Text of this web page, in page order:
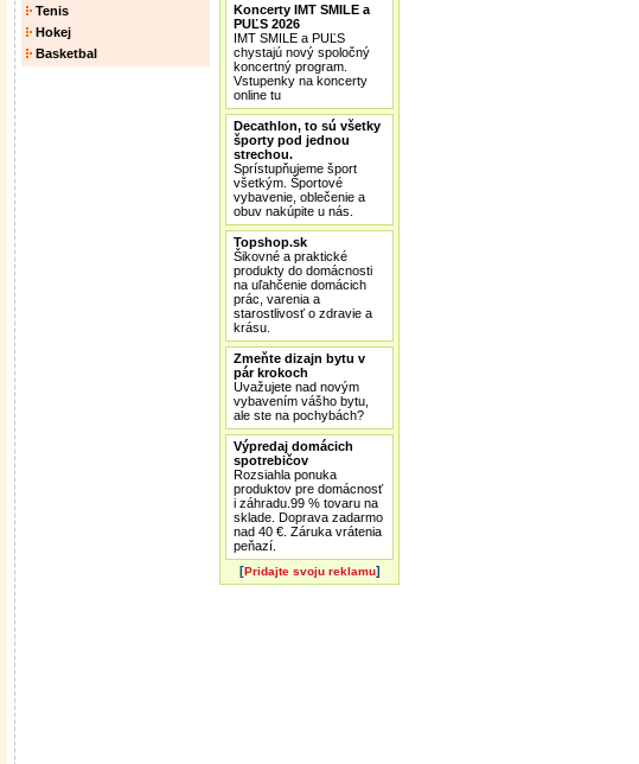
Tenis
Hokej
Basketbal
Koncerty IMT SMILE a
PUĽS 2026
IMT SMILE a PUĽS
chystajú nový spoločný
koncertný program.
Vstupenky na koncerty
online tu
Decathlon, to sú všetky
športy pod jednou
strechou.
Sprístupňujeme šport
všetkým. Športové
vybavenie, oblečenie a
obuv nakúpite u nás.
Topshop.sk
Šikovné a praktické
produkty do domácnosti
na uľahčenie domácich
prác, varenia a
starostlivosť o zdravie a
krásu.
Zmeňte dizajn bytu v
pár krokoch
Uvažujete nad novým
vybavením vášho bytu,
ale ste na pochybách?
Výpredaj domácich
spotrebičov
Rozsiahla ponuka
produktov pre domácnosť
i záhradu.99 % tovaru na
sklade. Doprava zadarmo
nad 40 €. Záruka vrátenia
peňazí.
[Pridajte svoju reklamu]